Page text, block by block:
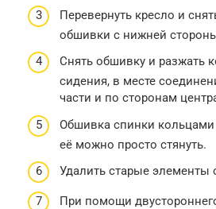
Перевернуть кресло и
обшивки с нижней
Снять обшивку и разжать
сидения, в месте
части и по сторонам
Обшивка спинки кольцами
её можно просто стянуть.
Удалить старые элементы
При помощи